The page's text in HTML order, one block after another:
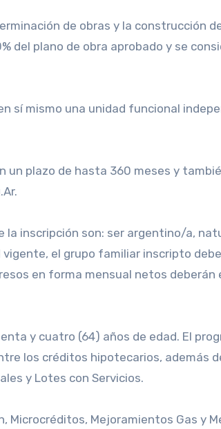
de obras y la construcción
del plano de obra aprobado y se
sí mismo una unidad funcional
plazo de hasta 360 meses y
inscripción son: ser argentino/a,
el grupo familiar inscripto
en forma mensual netos deberán
y cuatro (64) años de edad. El
los créditos hipotecarios, además
y Lotes con Servicios.
Microcréditos, Mejoramientos Gas y